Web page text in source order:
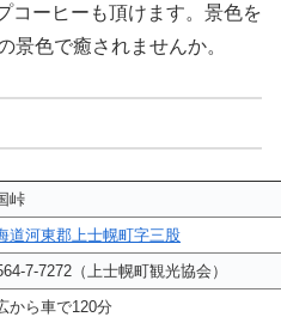
コーヒーも頂けます。景色を
景色で癒されませんか。
峠
道河東郡上士幌町字三股
7-7272（上士幌町観光協会）
から車で120分